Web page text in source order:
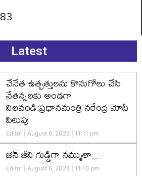
83
Latest
చేనేత ఉత్పత్తులను కొనుగోలు చేసి
నేతన్నలకు అండగా
నిలవండి:ప్రధానమంత్రి నరేంద్ర మోదీ
పిలుపు
Editor August 6, 2026 11:11 pm
జెన్‌ జీని గుడ్డిగా నమ్ముతా…
Editor August 6, 2026 11:10 pm